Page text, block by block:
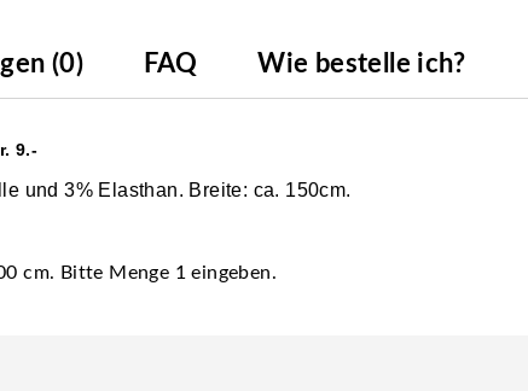
(0) FAQ Wie bestelle ich?
9.-
und 3% Elasthan. Breite: ca. 150cm.
cm. Bitte Menge 1 eingeben.